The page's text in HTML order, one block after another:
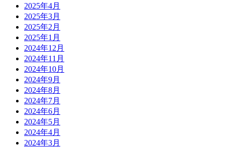
2025年4月
2025年3月
2025年2月
2025年1月
2024年12月
2024年11月
2024年10月
2024年9月
2024年8月
2024年7月
2024年6月
2024年5月
2024年4月
2024年3月